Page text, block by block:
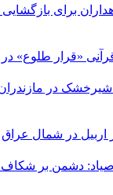
برای
قرآنی «قرار طلوع»
اربیل در شمال عراق
دشمن بر شکاف‌